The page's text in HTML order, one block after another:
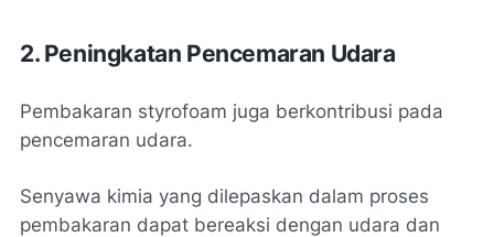
2. Peningkatan Pencemaran Udara
Pembakaran styrofoam juga berkontribusi pada
pencemaran udara.
Senyawa kimia yang dilepaskan dalam proses
pembakaran dapat bereaksi dengan udara dan